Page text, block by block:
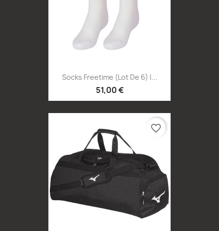
Socks Freetime (lot De 6) |...
51,00 €
favorite_border